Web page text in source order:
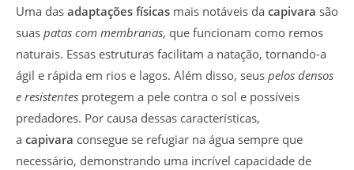
Uma das adaptações físicas mais notáveis da capivara são
suas patas com membranas, que funcionam como remos
naturais. Essas estruturas facilitam a natação, tornando-a
ágil e rápida em rios e lagos. Além disso, seus pelos densos
e resistentes protegem a pele contra o sol e possíveis
predadores. Por causa dessas características,
a capivara consegue se refugiar na água sempre que
necessário, demonstrando uma incrível capacidade de